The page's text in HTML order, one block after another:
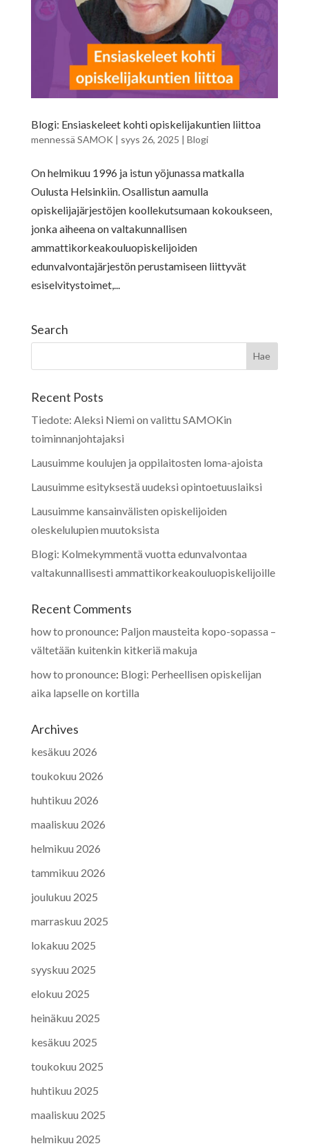
Blogi: Ensiaskeleet kohti opiskelijakuntien liittoa
mennessä SAMOK | syys 26, 2025 | Blogi
On helmikuu 1996 ja istun yöjunassa matkalla
Oulusta Helsinkiin. Osallistun aamulla
opiskelijajärjestöjen koollekutsumaan kokoukseen,
jonka aiheena on valtakunnallisen
ammattikorkeakouluopiskelijoiden
edunvalvontajärjestön perustamiseen liittyvät
esiselvitystoimet,...
Search
Recent Posts
Tiedote: Aleksi Niemi on valittu SAMOKin
toiminnanjohtajaksi
Lausuimme koulujen ja oppilaitosten loma-ajoista
Lausuimme esityksestä uudeksi opintoetuuslaiksi
Lausuimme kansainvälisten opiskelijoiden
oleskelulupien muutoksista
Blogi: Kolmekymmentä vuotta edunvalvontaa
valtakunnallisesti ammattikorkeakouluopiskelijoille
Recent Comments
how to pronounce: Paljon mausteita kopo-sopassa –
vältetään kuitenkin kitkeriä makuja
how to pronounce: Blogi: Perheellisen opiskelijan
aika lapselle on kortilla
Archives
kesäkuu 2026
toukokuu 2026
huhtikuu 2026
maaliskuu 2026
helmikuu 2026
tammikuu 2026
joulukuu 2025
marraskuu 2025
lokakuu 2025
syyskuu 2025
elokuu 2025
heinäkuu 2025
kesäkuu 2025
toukokuu 2025
huhtikuu 2025
maaliskuu 2025
helmikuu 2025